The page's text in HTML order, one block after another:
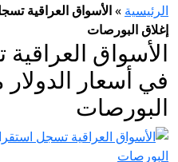
الرئيسية »الأسواق العراقية
إغلاق البورصات
الأسواق
في أسعار الدولار
البورصات